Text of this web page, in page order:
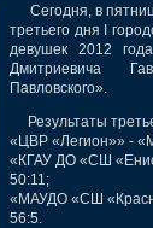
Сегодня, в
третьего дня I
девушек 2012
Дмитриевича
Павловского».
Результаты
«ЦВР «Легион»» -
«КГАУ ДО «СШ
50:11;
«МАУДО «СШ
56:5.